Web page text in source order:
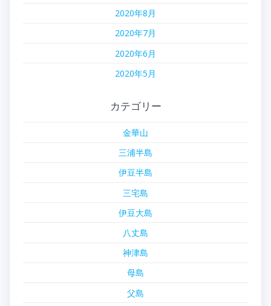
2020年8月
2020年7月
2020年6月
2020年5月
カテゴリー
金華山
三浦半島
伊豆半島
三宅島
伊豆大島
八丈島
神津島
母島
父島